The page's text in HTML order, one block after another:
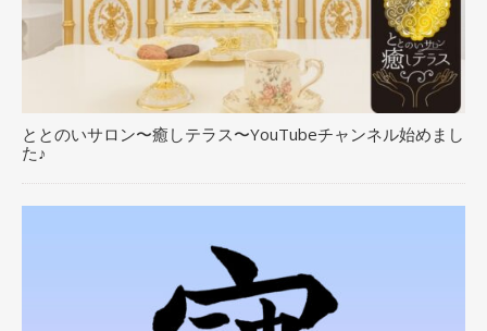
ととのいサロン〜癒しテラス〜YouTubeチャンネル始めまし
た♪